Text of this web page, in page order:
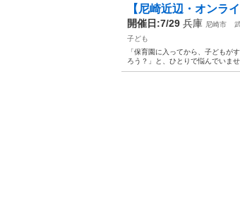
【尼崎近辺・オンラ
開催日:7/29 兵庫 尼崎市
子ども
「保育園に入ってから、子ども
ろう？」と、ひとりで悩んでいま